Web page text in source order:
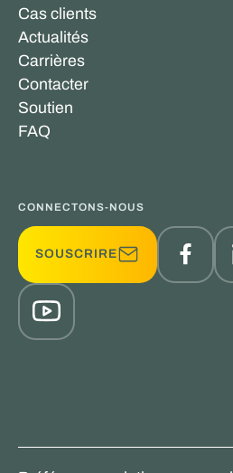
Cas clients
Actualités
Carrières
Contacter
Soutien
FAQ
CONNECTONS-NOUS
SOUSCRIRE